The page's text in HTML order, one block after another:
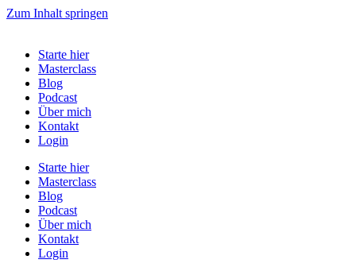
Zum Inhalt springen
Starte hier
Masterclass
Blog
Podcast
Über mich
Kontakt
Login
Starte hier
Masterclass
Blog
Podcast
Über mich
Kontakt
Login